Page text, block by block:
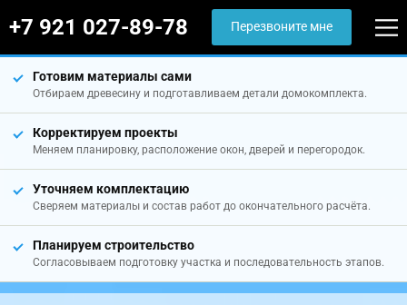
+7 921 027-89-78 Перезвоните мне
Готовим материалы сами
Отбираем древесину и подготавливаем детали домокомплекта.
Корректируем проекты
Меняем планировку, расположение окон, дверей и перегородок.
Уточняем комплектацию
Сверяем материалы и состав работ до окончательного расчёта.
Планируем строительство
Согласовываем подготовку участка и последовательность этапов.